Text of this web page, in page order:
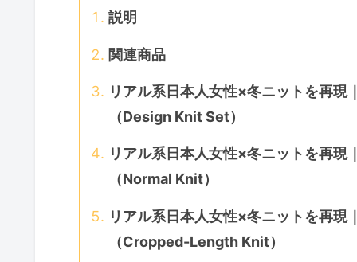
説明
関連商品
リアル系日本人女性×冬ニットを再
（Design Knit Set）
リアル系日本人女性×冬ニットを再
（Normal Knit）
リアル系日本人女性×冬ニットを再
（Cropped-Length Knit）